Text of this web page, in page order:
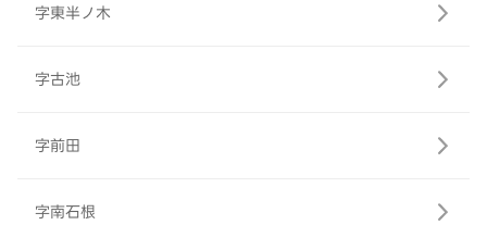
字東半ノ木
字古池
字前田
字南石根